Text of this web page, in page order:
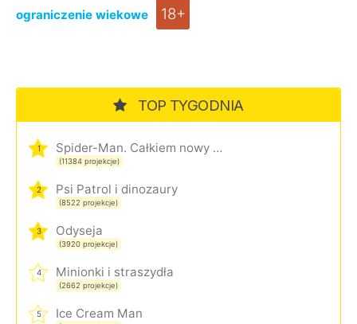
ograniczenie wiekowe 18+
TOP TYGODNIA
1 Spider-Man. Całkiem nowy dzień
(11384 projekcje)
2 Psi Patrol i dinozaury
(8522 projekcje)
3 Odyseja
(3920 projekcje)
4 Minionki i straszydła
(2662 projekcje)
5 Ice Cream Man